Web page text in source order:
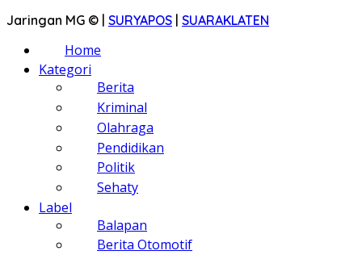
Jaringan MG © | SURYAPOS | SUARAKLATEN
Home
Kategori
Berita
Kriminal
Olahraga
Pendidikan
Politik
Sehaty
Label
Balapan
Berita Otomotif